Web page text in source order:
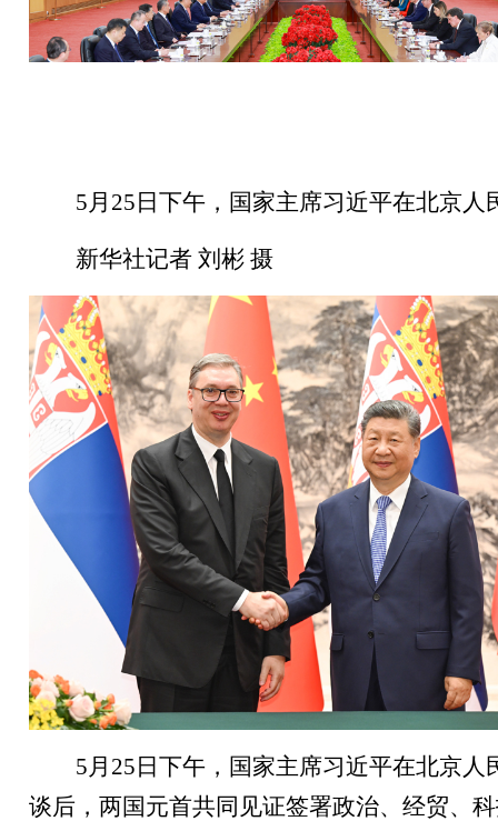
5月25日下午，国家主席习近平在北京
新华社记者 刘彬 摄
5月25日下午，国家主席习近平在北京
谈后，两国元首共同见证签署政治、经贸、